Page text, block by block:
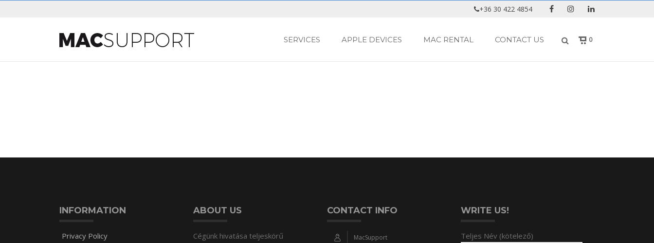
+36 30 422 4854
SERVICES APPLE DEVICES MAC RENTAL CONTACT US 0
INFORMATION
Privacy Policy
ABOUT US
Cégünk hivatása teljeskörű
CONTACT INFO
MacSupport
WRITE US!
Teljes Név (kötelező)